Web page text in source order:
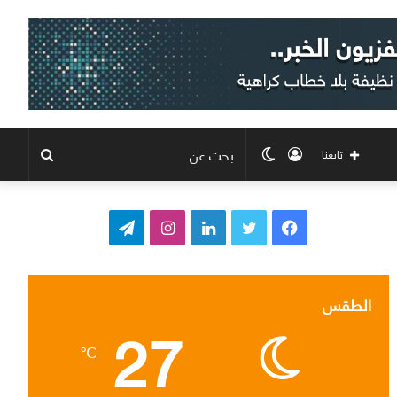
الوضع
المظلم
تسجيل
الدخول
تابعنا
ف
ب
و
ت
ق
ت
ر
الطقس 27
℃